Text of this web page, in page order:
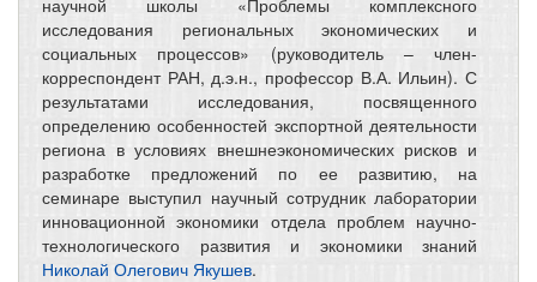
исследования региональных экономических и
социальных процессов» (руководитель – член-
корреспондент РАН, д.э.н., профессор В.А. Ильин). С
результатами исследования, посвященного
определению особенностей экспортной деятельности
региона в условиях внешнеэкономических рисков и
разработке предложений по ее развитию, на
семинаре выступил научный сотрудник лаборатории
инновационной экономики отдела проблем научно-
технологического развития и экономики знаний
Николай Олегович Якушев.